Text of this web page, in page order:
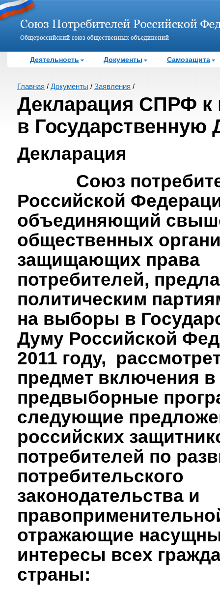
Деятельность Документы Самозащита
Главная / Документы / Заявления /
Декларация СПРФ
в Государственную
Декларация
Союз
Российской
объединяющий
общественных
защищающих права
потребителей,
политическим
на выборы в
Думу Российской
2011 году,
предмет включения
предвыборные
следующие
российских
потребителей по
потребительского
законодательства и
отражающие
интересы всех
страны: